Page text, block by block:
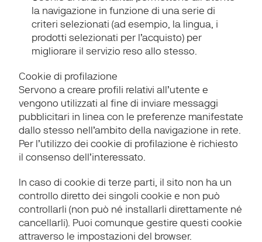
la navigazione in funzione di una serie di
criteri selezionati (ad esempio, la lingua, i
prodotti selezionati per l’acquisto) per
migliorare il servizio reso allo stesso.
Cookie di profilazione
Servono a creare profili relativi all’utente e
vengono utilizzati al fine di inviare messaggi
pubblicitari in linea con le preferenze manifestate
dallo stesso nell’ambito della navigazione in rete.
Per l’utilizzo dei cookie di profilazione è richiesto
il consenso dell’interessato.
In caso di cookie di terze parti, il sito non ha un
controllo diretto dei singoli cookie e non può
controllarli (non può né installarli direttamente né
cancellarli). Puoi comunque gestire questi cookie
attraverso le impostazioni del browser.